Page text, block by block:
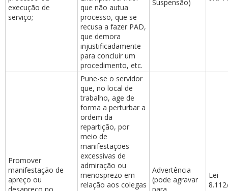
execução de
serviço;
que não autua
processo, que se
recusa a fazer PAD,
que demora
injustificadamente
para concluir um
procedimento, etc.
Suspensão)
Promover
manifestação de
apreço ou
Pune-se o servidor
que, no local de
trabalho, age de
forma a perturbar a
ordem da
repartição, por
meio de
manifestações
excessivas de
admiração ou
menosprezo em
relação aos colegas
Advertência
(pode agravar
Lei